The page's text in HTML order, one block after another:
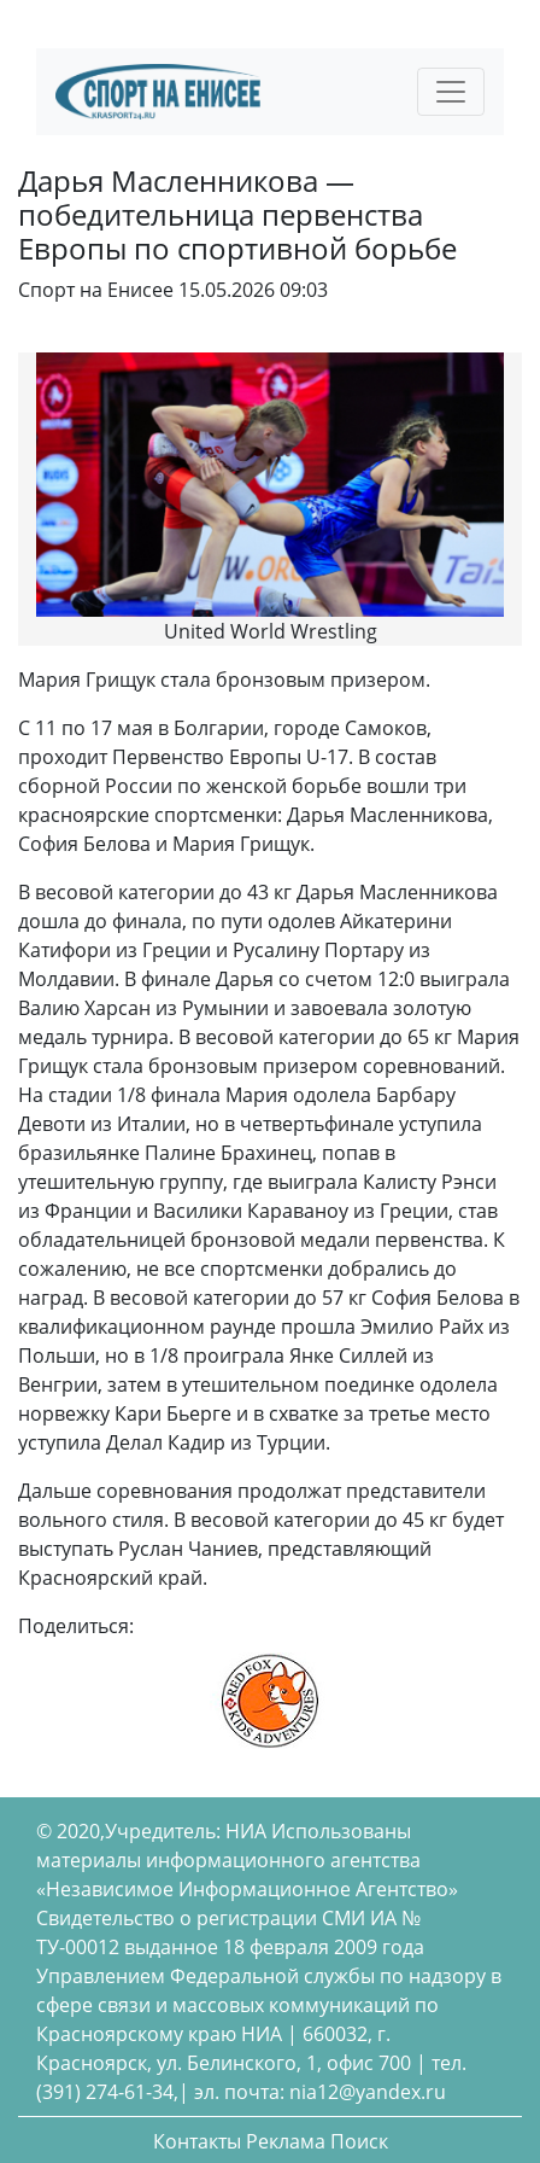
Дарья Масленникова —
победительница первенства
Европы по спортивной борьбе
Спорт на Енисее 15.05.2026 09:03
United World Wrestling
Мария Грищук стала бронзовым призером.
С 11 по 17 мая в Болгарии, городе Самоков,
проходит Первенство Европы U-17. В состав
сборной России по женской борьбе вошли три
красноярские спортсменки: Дарья Масленникова,
София Белова и Мария Грищук.
В весовой категории до 43 кг Дарья Масленникова
дошла до финала, по пути одолев Айкатерини
Катифори из Греции и Русалину Портару из
Молдавии. В финале Дарья со счетом 12:0 выиграла
Валию Харсан из Румынии и завоевала золотую
медаль турнира. В весовой категории до 65 кг Мария
Грищук стала бронзовым призером соревнований.
На стадии 1/8 финала Мария одолела Барбару
Девоти из Италии, но в четвертьфинале уступила
бразильянке Палине Брахинец, попав в
утешительную группу, где выиграла Калисту Рэнси
из Франции и Василики Караваноу из Греции, став
обладательницей бронзовой медали первенства. К
сожалению, не все спортсменки добрались до
наград. В весовой категории до 57 кг София Белова в
квалификационном раунде прошла Эмилио Райх из
Польши, но в 1/8 проиграла Янке Силлей из
Венгрии, затем в утешительном поединке одолела
норвежку Кари Бьерге и в схватке за третье место
уступила Делал Кадир из Турции.
Дальше соревнования продолжат представители
вольного стиля. В весовой категории до 45 кг будет
выступать Руслан Чаниев, представляющий
Красноярский край.
Поделиться:
© 2020,Учредитель: НИА Использованы
материалы информационного агентства
«Независимое Информационное Агентство»
Свидетельство о регистрации СМИ ИА №
ТУ-00012 выданное 18 февраля 2009 года
Управлением Федеральной службы по надзору в
сфере связи и массовых коммуникаций по
Красноярскому краю НИА | 660032, г.
Красноярск, ул. Белинского, 1, офис 700 | тел.
(391) 274-61-34,| эл. почта: nia12@yandex.ru
Контакты Реклама Поиск